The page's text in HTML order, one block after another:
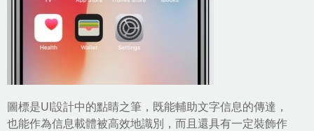
圖標是UI設計中的點睛之筆，既能輔助文字信息的傳達，
也能作為信息載體被高效地識別，而且還具有一定裝飾作